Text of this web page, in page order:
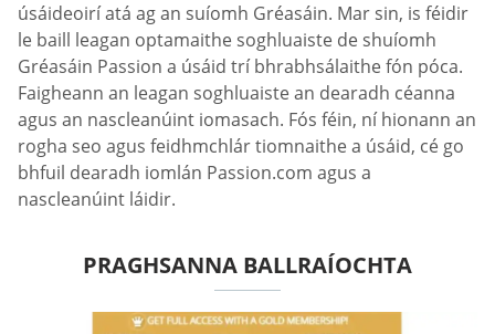
úsáideoirí atá ag an suíomh Gréasáin. Mar sin, is féidir
le baill leagan optamaithe soghluaiste de shuíomh
Gréasáin Passion a úsáid trí bhrabhsálaithe fón póca.
Faigheann an leagan soghluaiste an dearadh céanna
agus an nascleanúint iomasach. Fós féin, ní hionann an
rogha seo agus feidhmchlár tiomnaithe a úsáid, cé go
bhfuil dearadh iomlán Passion.com agus a
nascleanúint láidir.
PRAGHSANNA BALLRAÍOCHTA